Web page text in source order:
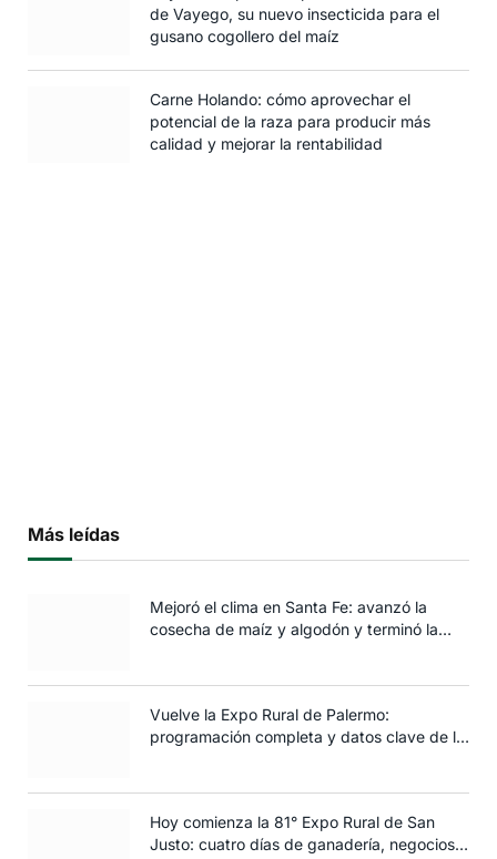
de Vayego, su nuevo insecticida para el
gusano cogollero del maíz
Carne Holando: cómo aprovechar el
potencial de la raza para producir más
calidad y mejorar la rentabilidad
Más leídas
Mejoró el clima en Santa Fe: avanzó la
cosecha de maíz y algodón y terminó la
Vuelve la Expo Rural de Palermo:
programación completa y datos clave de la
Hoy comienza la 81° Expo Rural de San
Justo: cuatro días de ganadería, negocios y